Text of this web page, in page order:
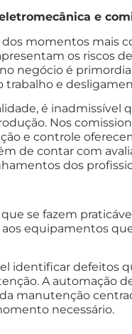
e
momentos mais
os riscos
no negócio é
trabalho e
é
Nos
e controle
de contar com
dos
se fazem
equipamentos
identificar defeitos
A automação
manutenção
necessário.